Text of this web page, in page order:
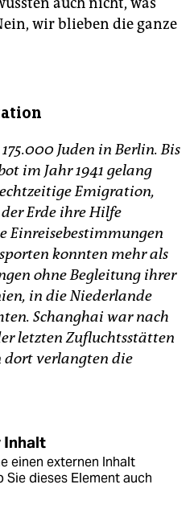
wir blieben die ganze
Juden in Berlin. Bis
im Jahr 1941 gelang
Emigration,
Erde ihre Hilfe
Einreisebestimmungen
konnten mehr als
ohne Begleitung ihrer
in die Niederlande
Schanghai war nach
letzten Zufluchtsstätten
dort verlangten die
Inhalt
einen externen Inhalt
Sie dieses Element auch